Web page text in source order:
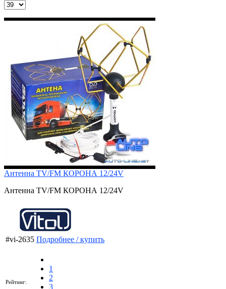
Антенна TV/FM КОРОНА 12/24V
Антенна TV/FM КОРОНА 12/24V
#vi-2635 Подробнее / купить
Рейтинг:
1
2
3